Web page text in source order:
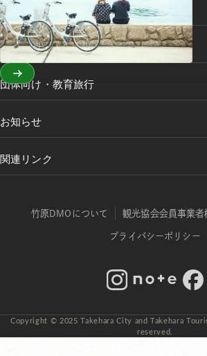
竹原市のふるさと納税
竹原市の移住・定住のご案内
団体向け・教育旅行
お知らせ
関連リンク
竹原DMOについて 観光協会会員事業者
プライバシーポリシー
Instagram
note
Copyright © 2025 Takehara City and Takehara
reserved.